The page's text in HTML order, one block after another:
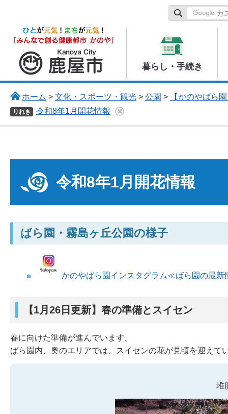
鹿屋市
暮らし・手続き
ホーム > 文化・スポーツ・観光> 公園 > 【かのやばら
りれき 令和8年1月開花情報
令和8年1月開花情報
ばら園・霧島ヶ丘公園の様子
かのやばら園インスタグラム≪ばら園の最
【1月26日更新】春の準備とスイセン
春に向けた準備が進んでいます、
ばら園内、奥のエリアでは、スイセンの花が見頃を迎えて
堆